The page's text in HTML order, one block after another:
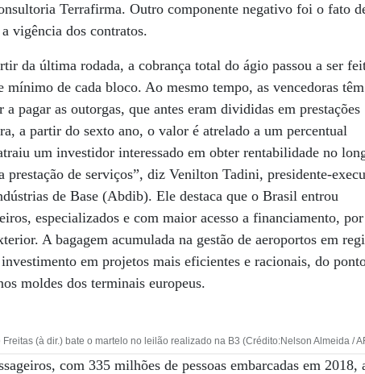
Terrafirma. Outro componente negativo foi o fato
vigência dos contratos.
da última rodada, a cobrança total do ágio passou a ser
mínimo de cada bloco. Ao mesmo tempo, as vencedoras têm
pagar as outorgas, que antes eram divididas em prestações
a partir do sexto ano, o valor é atrelado a um percentual
um investidor interessado em obter rentabilidade no
prestação de serviços”, diz Venilton Tadini, presidente-
de Base (Abdib). Ele destaca que o Brasil entrou
especializados e com maior acesso a financiamento, por
A bagagem acumulada na gestão de aeroportos em
em projetos mais eficientes e racionais, do
moldes dos terminais europeus.
(à dir.) bate o martelo no leilão realizado na B3 (Crédito:Nelson Almeida /
com 335 milhões de pessoas embarcadas em 2018,